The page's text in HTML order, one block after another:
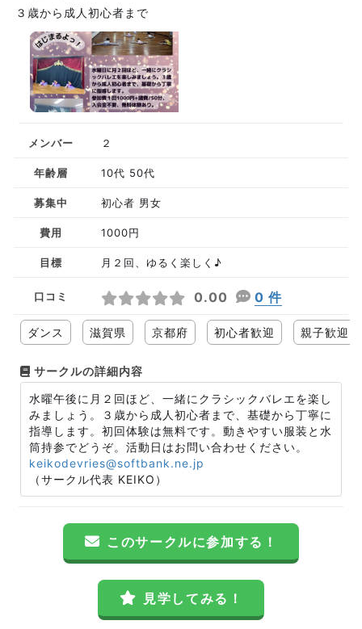
３歳から成人初心者まで
メンバー ２
年齢層 10代 50代
募集中 初心者 男女
費用 1000円
目標 月２回、ゆるく楽しく♪
口コミ 0.00 0 件
ダンス 滋賀県 京都府 初心者歓迎 親子歓迎
サークルの詳細内容
水曜午後に月２回ほど、一緒にクラシックバレエを楽し
みましょう。３歳から成人初心者まで、基礎から丁寧に
指導します。初回体験は無料です。動きやすい服装と水
筒持参でどうぞ。活動日はお問い合わせください。
keikodevries@softbank.ne.jp
（サークル代表 KEIKO）
このサークルに参加する！
見学してみる！